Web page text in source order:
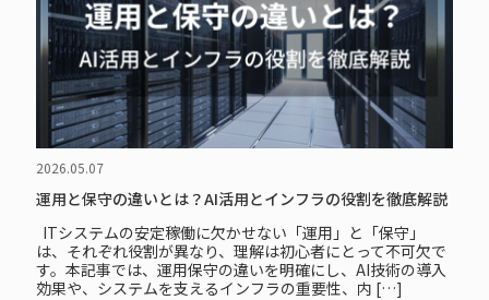
2026.05.07
運用と保守の違いとは？AI活用とインフラの役割を徹底解説
ITシステムの安定稼働に欠かせない「運用」と「保守」
は、それぞれ役割が異なり、理解は初心者にとって不可欠で
す。本記事では、運用保守の違いを明確にし、AI技術の導入
効果や、システムを支えるインフラの重要性、内 […]